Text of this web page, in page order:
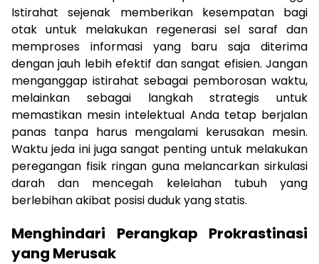
Istirahat sejenak memberikan kesempatan bagi
otak untuk melakukan regenerasi sel saraf dan
memproses informasi yang baru saja diterima
dengan jauh lebih efektif dan sangat efisien. Jangan
menganggap istirahat sebagai pemborosan waktu,
melainkan sebagai langkah strategis untuk
memastikan mesin intelektual Anda tetap berjalan
panas tanpa harus mengalami kerusakan mesin.
Waktu jeda ini juga sangat penting untuk melakukan
peregangan fisik ringan guna melancarkan sirkulasi
darah dan mencegah kelelahan tubuh yang
berlebihan akibat posisi duduk yang statis.
Menghindari Perangkap Prokrastinasi
yang Merusak